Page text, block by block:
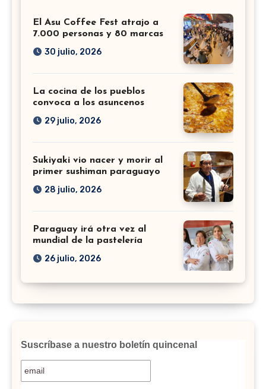
El Asu Coffee Fest atrajo a
7.000 personas y 80 marcas
30 julio, 2026
La cocina de los pueblos
convoca a los asuncenos
29 julio, 2026
Sukiyaki vio nacer y morir al
primer sushiman paraguayo
28 julio, 2026
Paraguay irá otra vez al
mundial de la pastelería
26 julio, 2026
Suscríbase a nuestro boletín quincenal